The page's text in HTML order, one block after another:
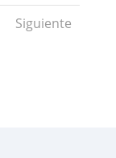
Siguiente